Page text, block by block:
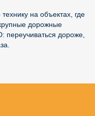
на объектах, где
дорожные
переучиваться дороже,